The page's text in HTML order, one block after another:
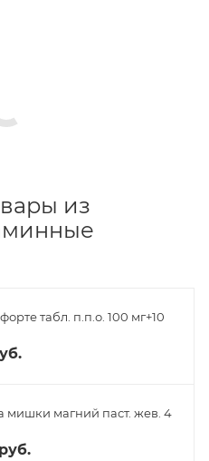
из
табл. п.п.о. 100 мг+10
мишки магний паст. жев. 4